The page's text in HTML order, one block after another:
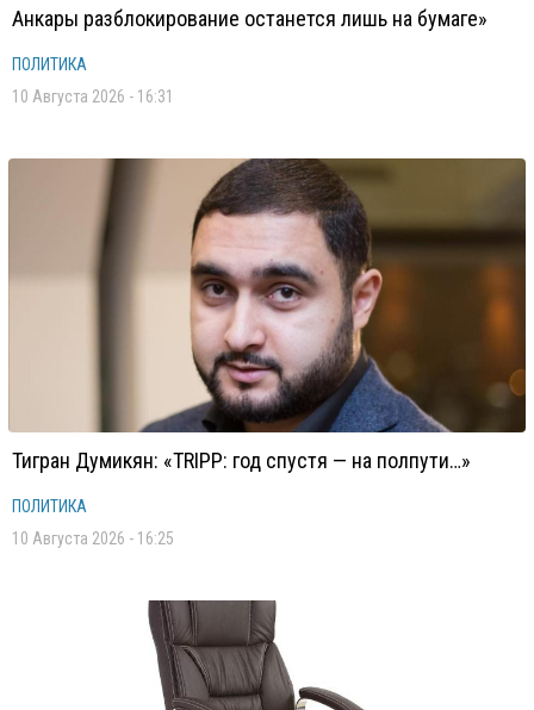
Анкары разблокирование останется лишь на бумаге»
ПОЛИТИКА
10 Августа 2026 - 16:31
Тигран Думикян: «TRIPP: год спустя — на полпути…»
ПОЛИТИКА
10 Августа 2026 - 16:25